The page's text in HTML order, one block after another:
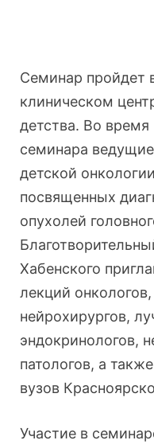
Семинар пройдет
клиническом
детства. Во время
семинара
детской
посвященных
опухолей
Хабенского
лекций
нейрохирургов,
эндокринологов,
патологов, а
вузов
Участие в